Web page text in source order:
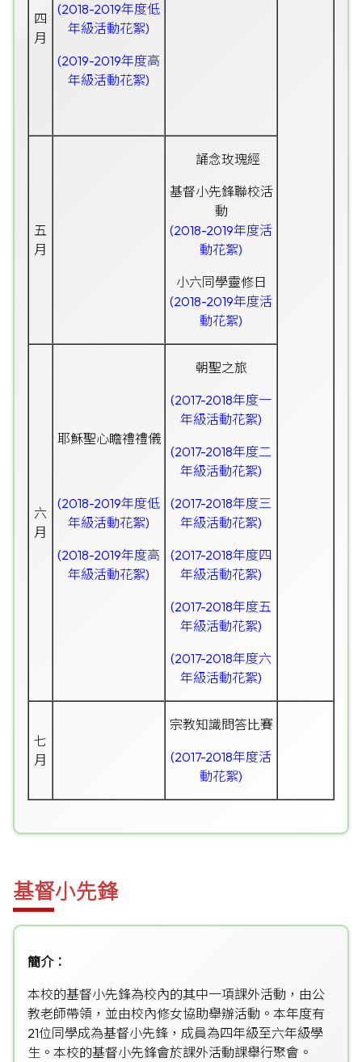
四
月
(2018-2019年度低
年級活動花絮)
(2019-2019年度高
年級活動花絮)
五
月
誦念玫瑰經
基督小先鋒聯校活
動
(2018-2019年度活
動花絮)
小六同學靈修日
(2018-2019年度活
動花絮)
六
月
耶穌聖心瞻禮禮儀
(2018-2019年度低
年級活動花絮)
(2018-2019年度高
年級活動花絮)
朝聖之旅
(2017-2018年度一
年級活動花絮)
(2017-2018年度二
年級活動花絮)
(2017-2018年度三
年級活動花絮)
(2017-2018年度四
年級活動花絮)
(2017-2018年度五
年級活動花絮)
(2017-2018年度六
年級活動花絮)
七
月
宗教知識問答比賽
(2017-2018年度活
動花絮)
基督小先鋒
簡介︰
本校的基督小先鋒為校內的其中一項課外活動，由公
教老師帶領，並由校內修女協助舉辦活動。本年度有
21位同學成為基督小先鋒，成員為四年級至六年級學
生。本校的基督小先鋒會於課外活動課舉行聚會。